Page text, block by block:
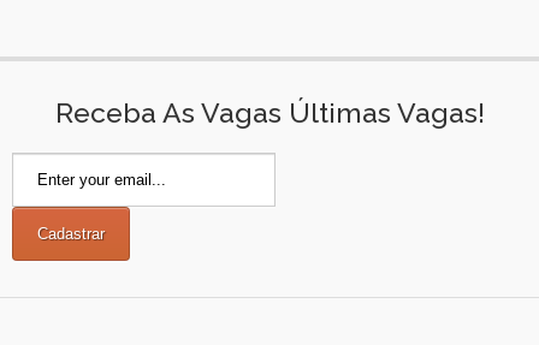
Receba As Vagas Últimas Vagas!